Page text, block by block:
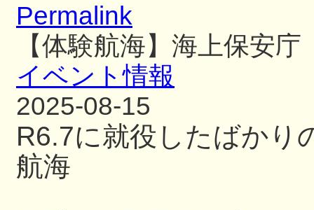
Permalink
【体験航海】海上保安
イベント情報
2025-08-15
R6.7に就役したばかり
航海